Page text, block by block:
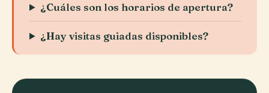
¿Cuáles son los horarios de apertura?
¿Hay visitas guiadas disponibles?